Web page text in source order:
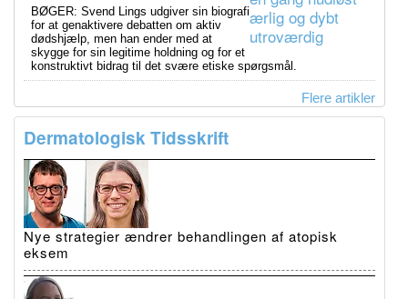
BØGER: Svend Lings udgiver sin biografi
for at genaktivere debatten om aktiv
dødshjælp, men han ender med at
skygge for sin legitime holdning og for et
konstruktivt bidrag til det svære etiske spørgsmål.
Flere artikler
Dermatologisk Tidsskrift
Nye strategier ændrer behandlingen af atopisk
eksem